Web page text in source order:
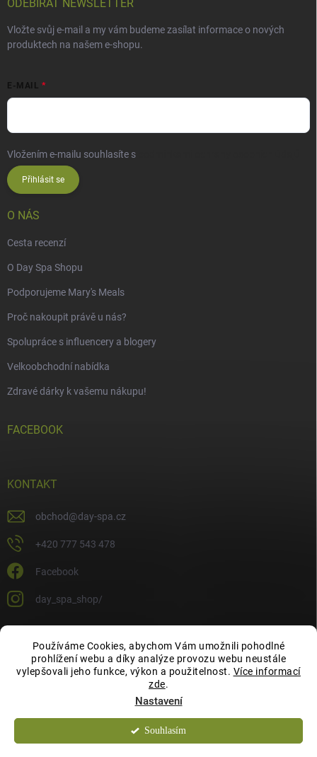
Používáme Cookies, abychom Vám umožnili pohodlné
prohlížení webu a díky analýze provozu webu neustále
vylepšovali jeho funkce, výkon a použitelnost. Více informací
zde.
Nastavení
Souhlasím
ODEBÍRAT NEWSLETTER
Vložte svůj e-mail a my vám budeme zasílat informace o nových
produktech na našem e-shopu.
E-MAIL
Vložením e-mailu souhlasíte s
Přihlásit se
O NÁS
Cesta recenzí
O Day Spa Shopu
Podporujeme Mary's Meals
Proč nakoupit právě u nás?
Spolupráce s influencery a blogery
Velkoobchodní nabídka
Zdravé dárky k vašemu nákupu!
FACEBOOK
KONTAKT
obchod@day-spa.cz
+420 777 543 478
Facebook
day_spa_shop/
OCHRANA OSOBNÍCH ÚDAJŮ
Copyright 2026Day Spa Shop. Všechna práva vyhrazena.